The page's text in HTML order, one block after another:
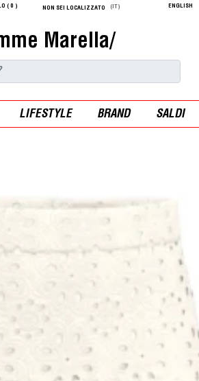
( 0 ) NON SEI LOCALIZZATO (IT) ENGLISH
Marella/
LIFESTYLE BRAND SALDI